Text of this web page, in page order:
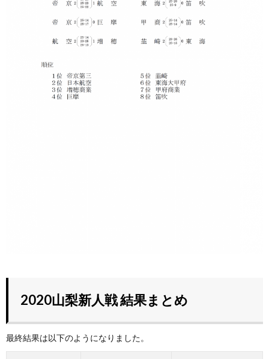
2020山梨新人戦 結果まとめ
最終結果は以下のようになりました。